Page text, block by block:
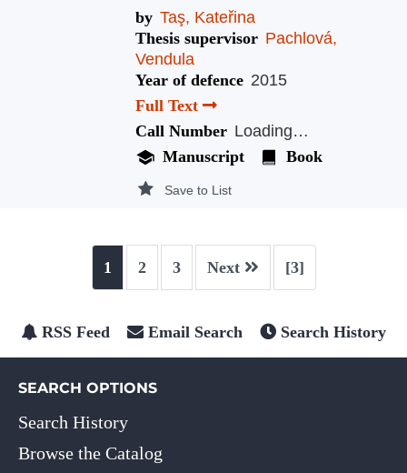
by Taş, Kateřina
Thesis supervisor Pachlová,
Vendula
Year of defence 2015
Full Text
Call Number Loading…
Manuscript
Book
Save to List
1 2 3 Next [3]
RSS Feed Email Search Search History
SEARCH OPTIONS
Search History
Browse the Catalog